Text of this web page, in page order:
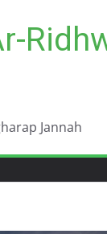
Jannah